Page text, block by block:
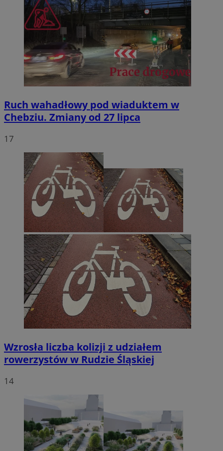
Ruch wahadłowy pod wiaduktem w
Chebziu. Zmiany od 27 lipca
17
Wzrosła liczba kolizji z udziałem
rowerzystów w Rudzie Śląskiej
14